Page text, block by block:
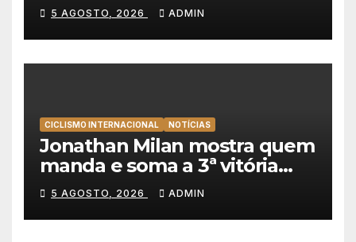
lidera dobradinha da UAE
Team Emirates em Lisboa
5 AGOSTO, 2026 ADMIN
CICLISMO INTERNACIONAL NOTÍCIAS
Jonathan Milan mostra quem
manda e soma a 3ª vitória
consecutiva na Volta a
Polónia
5 AGOSTO, 2026 ADMIN